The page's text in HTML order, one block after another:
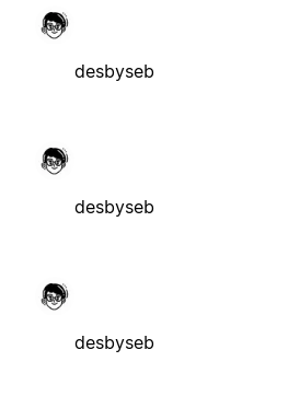
desbyseb
desbyseb
desbyseb